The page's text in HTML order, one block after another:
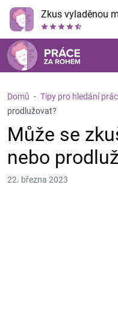
Zkus vyladěnou
Domů - Tipy pro hledání
prodlužovat?
Může se
nebo
22. března 2023